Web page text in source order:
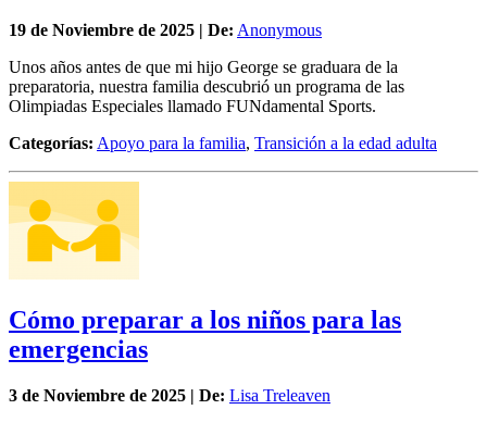
19 de Noviembre de 2025 | De: Anonymous
Unos años antes de que mi hijo George se graduara de la
preparatoria, nuestra familia descubrió un programa de las
Olimpiadas Especiales llamado FUNdamental Sports.
Categorías: Apoyo para la familia, Transición a la edad adulta
Cómo preparar a los niños para las
emergencias
3 de Noviembre de 2025 | De: Lisa Treleaven